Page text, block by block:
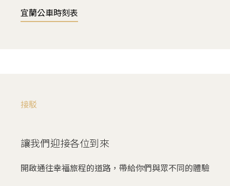
宜蘭公車時刻表
接駁
讓我們迎接各位到來
開啟通往幸福旅程的道路，帶給你們與眾不同的體驗